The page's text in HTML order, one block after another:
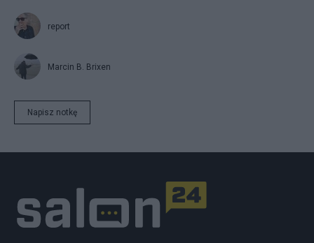
report
Marcin B. Brixen
Napisz notkę